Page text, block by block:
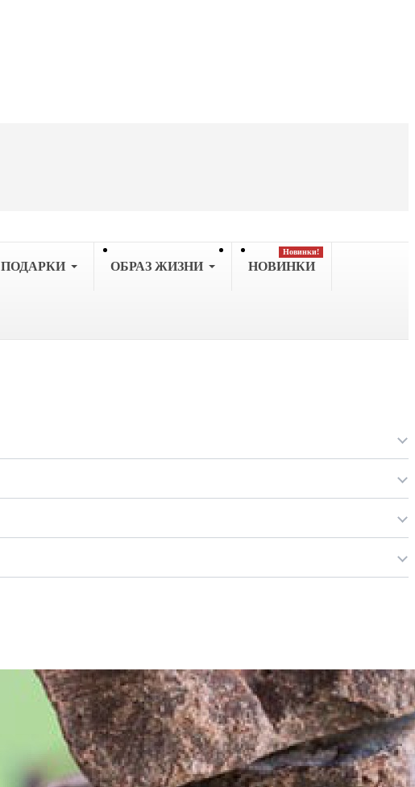
ПОДАРКИ OБРАЗ ЖИЗНИ НОВИНКИ
Новинки!